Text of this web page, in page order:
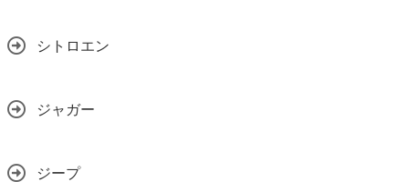
シトロエン
ジャガー
ジープ